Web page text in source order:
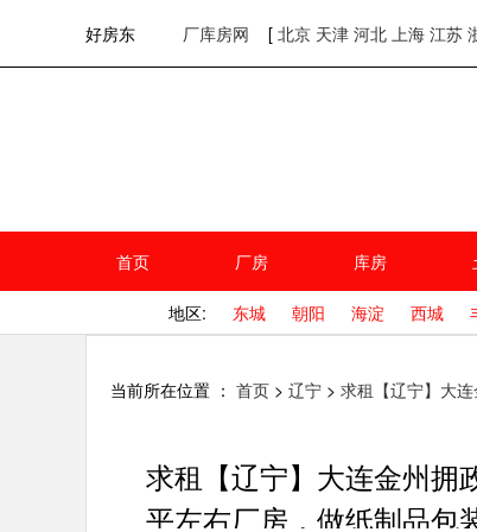
好房东 厂库房网 [ 北京 天津 河北 上海 江苏
欢迎访问好房东！网站首页
首页 厂房 库房
地区: 东城 朝阳 海淀 西城
当前所在位置 ： 首页 > 辽宁 > 求租【辽宁】大
求租【辽宁】大连金州拥
平左右厂房，做纸制品包